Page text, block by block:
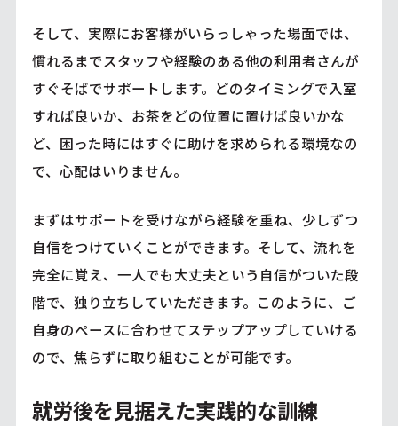
そして、実際にお客様がいらっしゃった場面では、
慣れるまでスタッフや経験のある他の利用者さんが
すぐそばでサポートします。どのタイミングで入室
すれば良いか、お茶をどの位置に置けば良いかな
ど、困った時にはすぐに助けを求められる環境なの
で、心配はいりません。
まずはサポートを受けながら経験を重ね、少しずつ
自信をつけていくことができます。そして、流れを
完全に覚え、一人でも大丈夫という自信がついた段
階で、独り立ちしていただきます。このように、ご
自身のペースに合わせてステップアップしていける
ので、焦らずに取り組むことが可能です。
就労後を見据えた実践的な訓練